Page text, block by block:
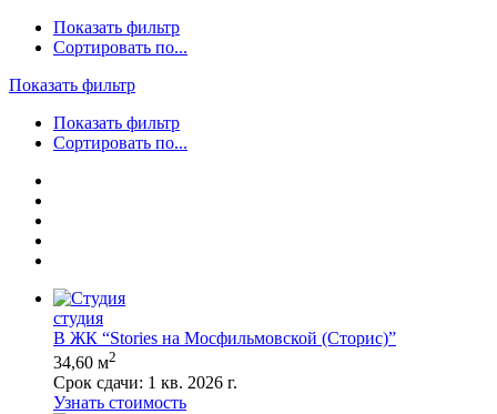
Показать фильтр
Сортировать по...
Показать фильтр
Показать фильтр
Сортировать по...
студия
В ЖК “Stories на Мосфильмовской (Сторис)”
34,60 м2
Срок сдачи: 1 кв. 2026 г.
Узнать стоимость